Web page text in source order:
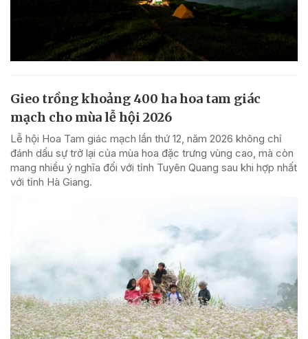
Gieo trồng khoảng 400 ha hoa tam giác
mạch cho mùa lễ hội 2026
Lễ hội Hoa Tam giác mạch lần thứ 12, năm 2026 không chỉ
đánh dấu sự trở lại của mùa hoa đặc trưng vùng cao, mà còn
mang nhiều ý nghĩa đối với tỉnh Tuyên Quang sau khi hợp nhất
với tỉnh Hà Giang.